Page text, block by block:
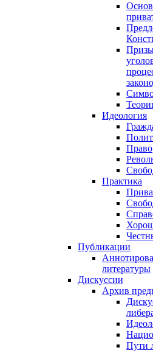
Идеология
Право
Практика
Публикации
литературы
Дискуссии
Архив
Пути